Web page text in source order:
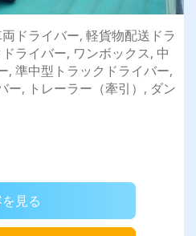
ドライバー, 軽貨物配送ドラ
ライバー, ワンボックス, 中
, 準中型トラックドライバー,
ー, トレーラー（牽引）, ダン
見る